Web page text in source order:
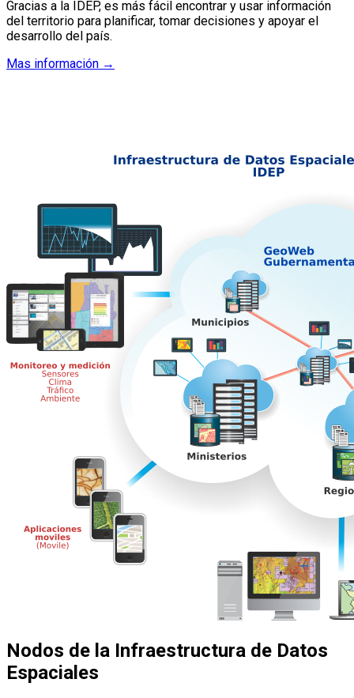
Gracias a la IDEP, es más fácil encontrar y usar información
del territorio para planificar, tomar decisiones y apoyar el
desarrollo del país.
Mas información →
Nodos de la Infraestructura de Datos
Espaciales